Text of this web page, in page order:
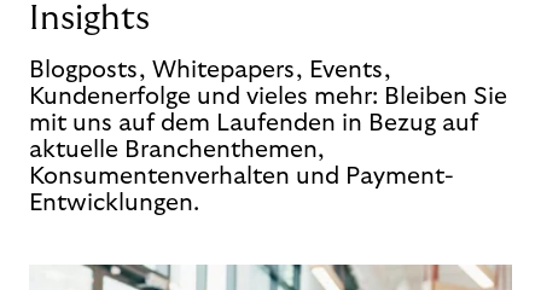
Insights
Blogposts, Whitepapers, Events,
Kundenerfolge und vieles mehr: Bleiben Sie
mit uns auf dem Laufenden in Bezug auf
aktuelle Branchenthemen,
Konsumentenverhalten und Payment-
Entwicklungen.